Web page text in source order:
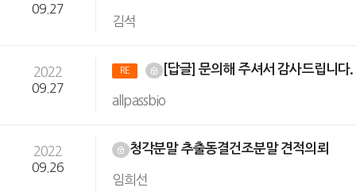
09.27
김석
2022
09.27
RE [답글] 문의해 주셔서 감사드립니다.
allpassbio
2022
09.26
청각분말 추출동결건조분말 견적의뢰
임희선